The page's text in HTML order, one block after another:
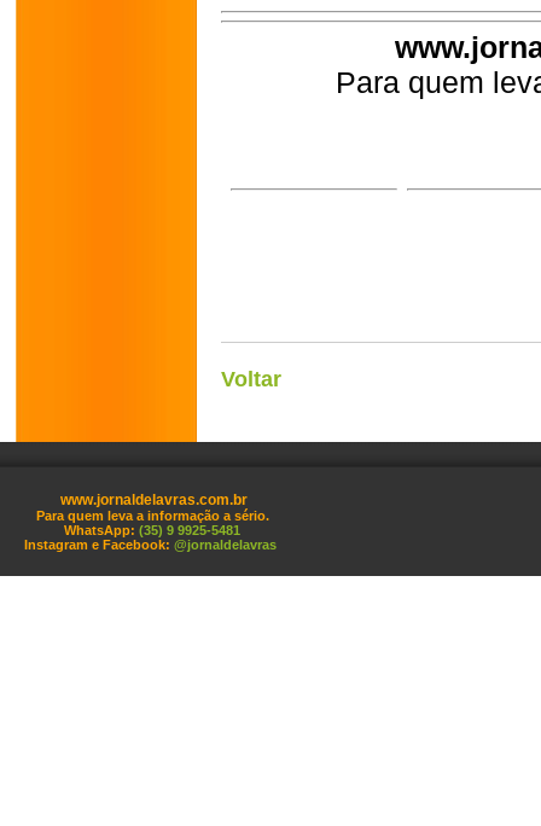
Para quem
Voltar
www.jornaldelavras.com.br
Para quem leva a informação a sério.
WhatsApp: (35) 9 9925-5481
Instagram e Facebook: @jornaldelavras